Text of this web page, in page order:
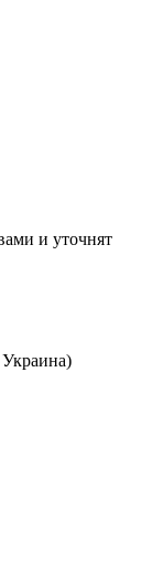
и уточнят